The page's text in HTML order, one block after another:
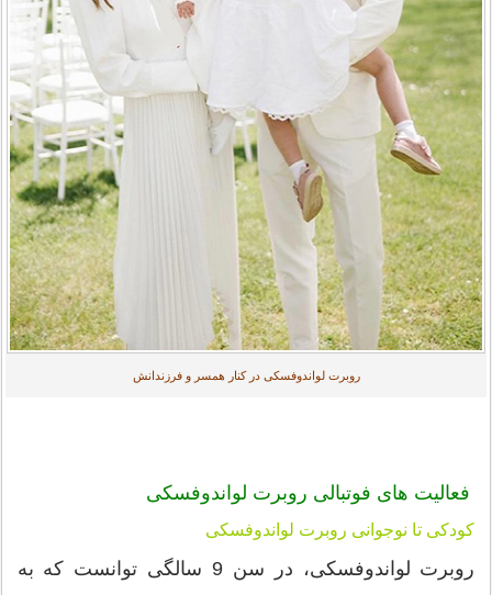
روبرت لواندوفسکی در کنار همسر و فرزندانش
فعالیت های فوتبالی روبرت لواندوفسکی
کودکی تا نوجوانی روبرت لواندوفسکی
روبرت لواندوفسکی، در سن 9 سالگی توانست که به